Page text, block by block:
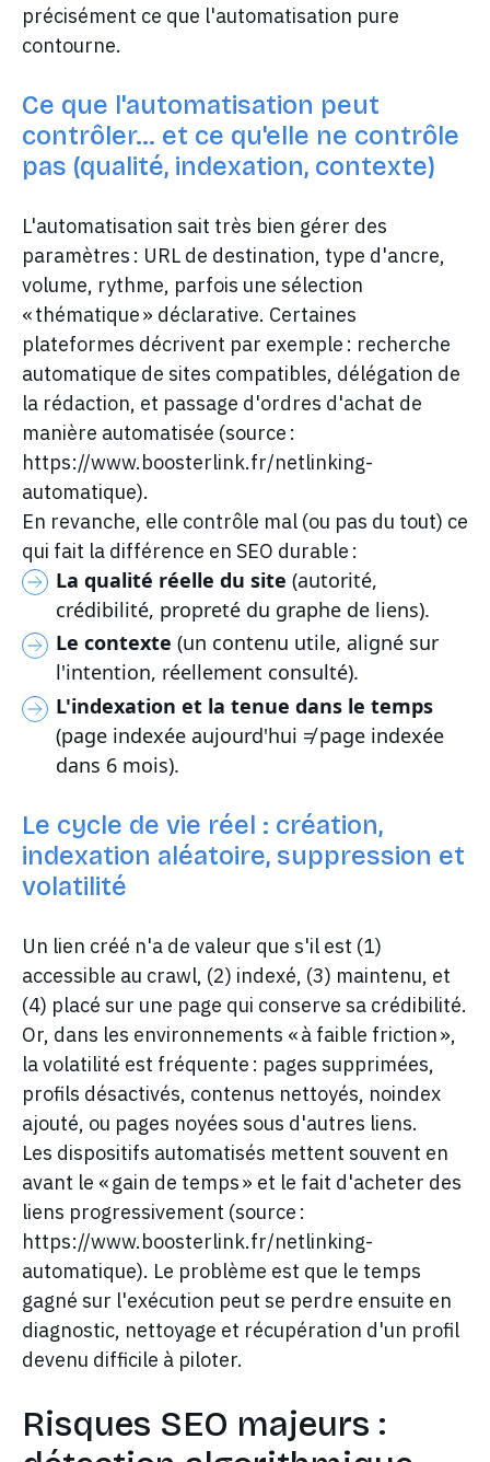
précisément ce que l'automatisation pure
contourne.
Ce que l'automatisation peut
contrôler… et ce qu'elle ne contrôle
pas (qualité, indexation, contexte)
L'automatisation sait très bien gérer des
paramètres : URL de destination, type d'ancre,
volume, rythme, parfois une sélection
« thématique » déclarative. Certaines
plateformes décrivent par exemple : recherche
automatique de sites compatibles, délégation de
la rédaction, et passage d'ordres d'achat de
manière automatisée (source :
https://www.boosterlink.fr/netlinking-
automatique).
En revanche, elle contrôle mal (ou pas du tout) ce
qui fait la différence en SEO durable :
La qualité réelle du site (autorité,
crédibilité, propreté du graphe de liens).
Le contexte (un contenu utile, aligné sur
l'intention, réellement consulté).
L'indexation et la tenue dans le temps
(page indexée aujourd'hui ≠ page indexée
dans 6 mois).
Le cycle de vie réel : création,
indexation aléatoire, suppression et
volatilité
Un lien créé n'a de valeur que s'il est (1)
accessible au crawl, (2) indexé, (3) maintenu, et
(4) placé sur une page qui conserve sa crédibilité.
Or, dans les environnements « à faible friction »,
la volatilité est fréquente : pages supprimées,
profils désactivés, contenus nettoyés, noindex
ajouté, ou pages noyées sous d'autres liens.
Les dispositifs automatisés mettent souvent en
avant le « gain de temps » et le fait d'acheter des
liens progressivement (source :
https://www.boosterlink.fr/netlinking-
automatique). Le problème est que le temps
gagné sur l'exécution peut se perdre ensuite en
diagnostic, nettoyage et récupération d'un profil
devenu difficile à piloter.
Risques SEO majeurs :